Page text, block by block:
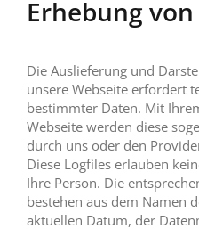
Erhebung
Die Auslieferung und
unsere Webseite erfordert
bestimmter Daten. Mit
Webseite werden diese
durch uns oder den
Diese Logfiles erlauben
Ihre Person. Die
bestehen aus dem Namen
aktuellen Datum, der